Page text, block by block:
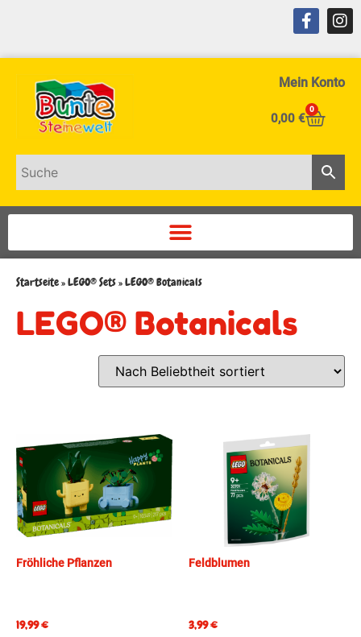
Mein Konto
0,00 €
0
Startseite»LEGO® Sets»LEGO® Botanicals
LEGO® Botanicals
Fröhliche Pflanzen
19,99€
Feldblumen
3,99€